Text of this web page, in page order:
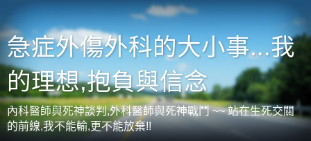
急症外傷外科的大小事...我
的理想,抱負與信念
內科醫師與死神談判,外科醫師與死神戰鬥 ~~ 站在生死交關
的前線,我不能輸,更不能放棄!!